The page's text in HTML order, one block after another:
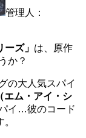
管理人：
ーズ」 は、原作
か？
の大人気スパイ
エム・アイ・シ
イ…彼のコード